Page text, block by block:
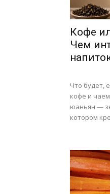
Кофе
Чем
Что будет,
кофе и
юаньян —
котором